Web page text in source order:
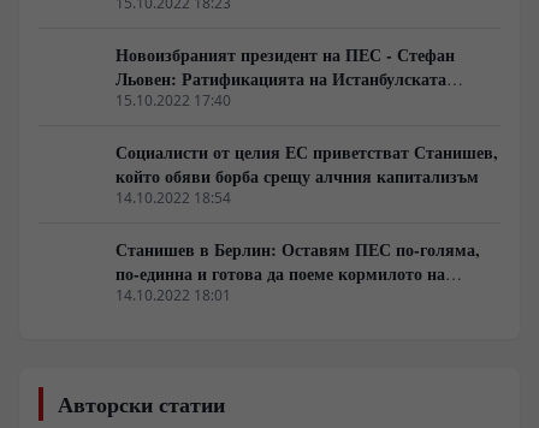
Новоизбраният президент на ПЕС - Стефан
Льовен: Ратификацията на Истанбулската
конвенция е задължителна
15.10.2022 17:40
Социалисти от целия ЕС приветстват Станишев,
който обяви борба срещу алчния капитализъм
14.10.2022 18:54
Станишев в Берлин: Оставям ПЕС по-голяма,
по-единна и готова да поеме кормилото на
Европа
14.10.2022 18:01
Авторски статии